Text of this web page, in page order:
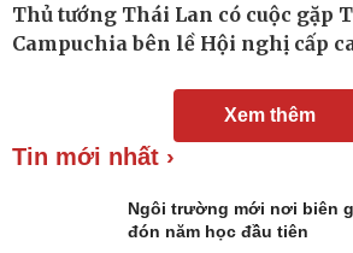
Thủ tướng Thái Lan có cuộc gặp
Campuchia bên lề Hội nghị cấp
Xem thêm
Tin mới nhất ›
Ngôi trường mới nơi biên
đón năm học đầu tiên